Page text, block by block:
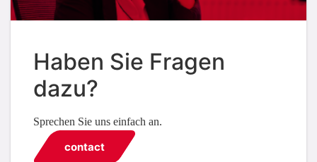
Haben Sie Fragen
dazu?
Sprechen Sie uns einfach an.
contact